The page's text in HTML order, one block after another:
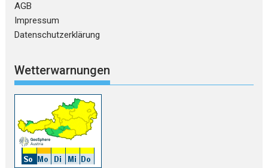
AGB
Impressum
Datenschutzerklärung
Wetterwarnungen